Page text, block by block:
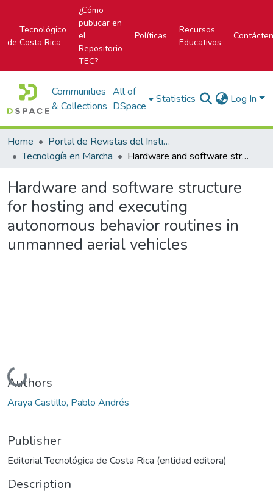
Tecnológico
de Costa Rica
¿Cómo
publicar en
el
Repositorio
TEC?
Políticas
Recursos
Educativos
Communities
& Collections
All of
DSpace
Statistics Log In
Home
Portal de Revistas del Instituto Tecnológico de Costa Rica
Tecnología en Marcha
Hardware and software structure for hosting and executing autonomous behavior routines in unmanned aerial vehicles
Hardware and software structure
for hosting and executing
autonomous behavior routines in
unmanned aerial vehicles
Loading...
Authors
Araya Castillo, Pablo Andrés
Publisher
Editorial Tecnológica de Costa Rica (entidad editora)
Description